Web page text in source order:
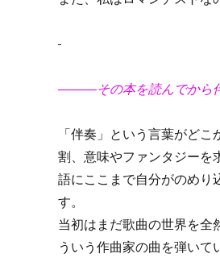
―――その本を読んでから伴
「伴奏」という言葉がど
割、意味やファンタジーを
語にここまで自分がのめり
す。
当初はまだ歌曲の世界を全
ういう作曲家の曲を弾い